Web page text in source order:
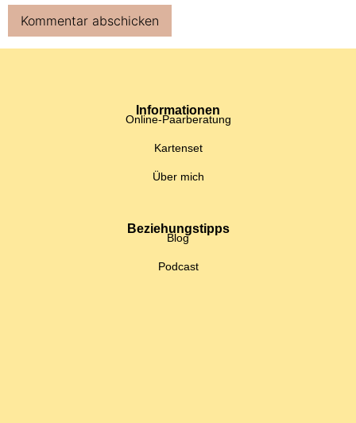
Informationen
Online-Paarberatung
Kartenset
Über mich
Beziehungstipps
Blog
Podcast